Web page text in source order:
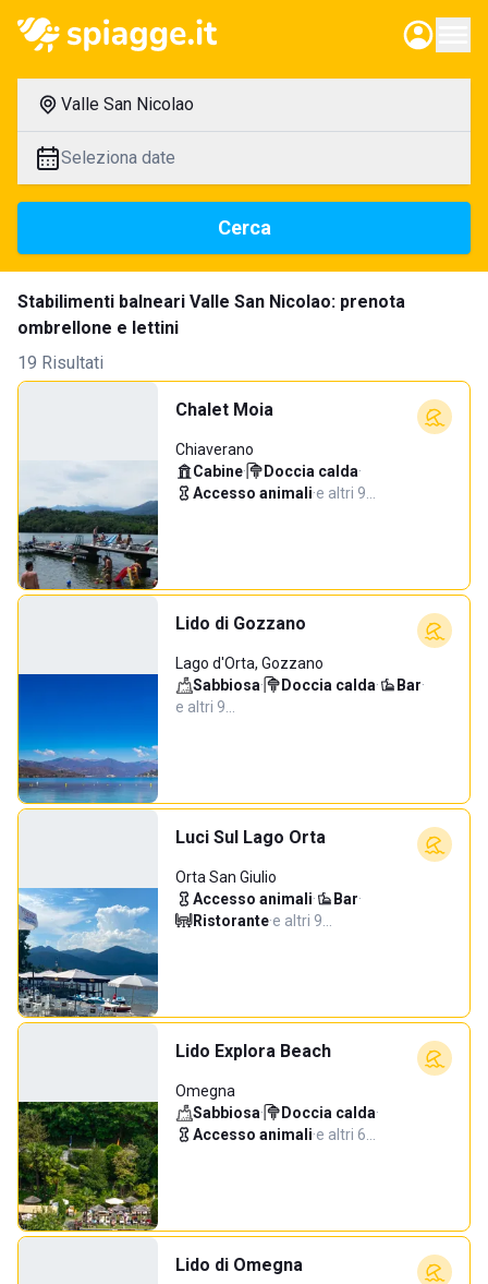
Valle San Nicolao
Seleziona date
Cerca
Stabilimenti balneari Valle San Nicolao: prenota
ombrellone e lettini
19 Risultati
Chalet Moia
Chiaverano
Cabine· Doccia calda·
Accesso animali·e altri 9…
Lido di Gozzano
Lago d'Orta, Gozzano
Sabbiosa· Doccia calda· Bar·
e altri 9…
Luci Sul Lago Orta
Orta San Giulio
Accesso animali· Bar·
Ristorante·e altri 9…
Lido Explora Beach
Omegna
Sabbiosa· Doccia calda·
Accesso animali·e altri 6…
Lido di Omegna